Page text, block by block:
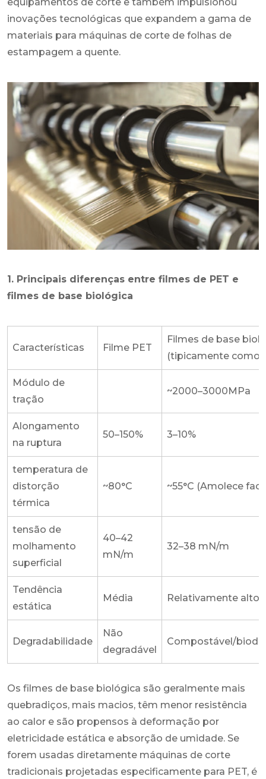
inovações tecnológicas que expandem a gama de
materiais para máquinas de corte de folhas de
estampagem a quente.
1. Principais diferenças entre filmes de PET e
filmes de base biológica
Características Filme PET
Filmes de base
(tipicamente como
Módulo de
tração
~2000–3000MPa
Alongamento
na ruptura
50–150% 3–10%
temperatura de
distorção
térmica
~80°C ~55°C (Amolece
tensão de
molhamento
superficial
40–42
mN/m
32–38 mN/m
Tendência
estática
Média Relativamente alto
Degradabilidade
Não
degradável
Compostável/
Os filmes de base biológica são geralmente mais
quebradiços, mais macios, têm menor resistência
ao calor e são propensos à deformação por
eletricidade estática e absorção de umidade. Se
forem usadas diretamente máquinas de corte
tradicionais projetadas especificamente para PET, é